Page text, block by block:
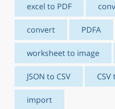
excel to PDF
convert PDFA
worksheet to image
JSON to CSV CSV
import